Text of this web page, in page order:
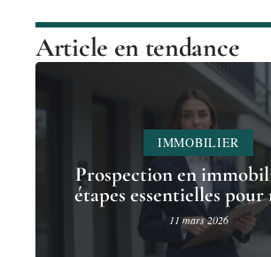
Article en tendance
IMMOBILIER
Prospection en
étapes essentielles pour
11 mars 2026